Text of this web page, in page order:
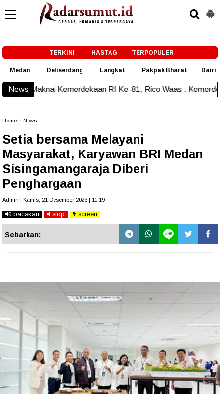
TERKINI HASTAG TERPOPULER
Medan Deliserdang Langkat Pakpak Bharat Dairi
News RI Ke-81, Rico Waas : Kemerdekaan Harus
Home News
Setia bersama Melayani
Masyarakat, Karyawan BRI Medan
Sisingamangaraja Diberi
Penghargaan
Admin | Kamis, 21 Desember 2023 | 11.19
bacakan stop screen
Sebarkan: